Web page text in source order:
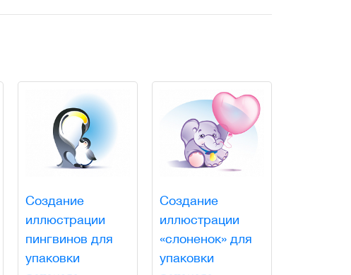
Создание
иллюстрации
пингвинов для
упаковки
Создание
иллюстрации
«слоненок» для
упаковки